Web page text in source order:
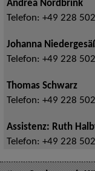
Andrea Nordbrink
Telefon: +49 228
Johanna
Telefon: +49 228
Thomas Schwarz
Telefon: +49 228
Assistenz: Ruth
Telefon: +49 228